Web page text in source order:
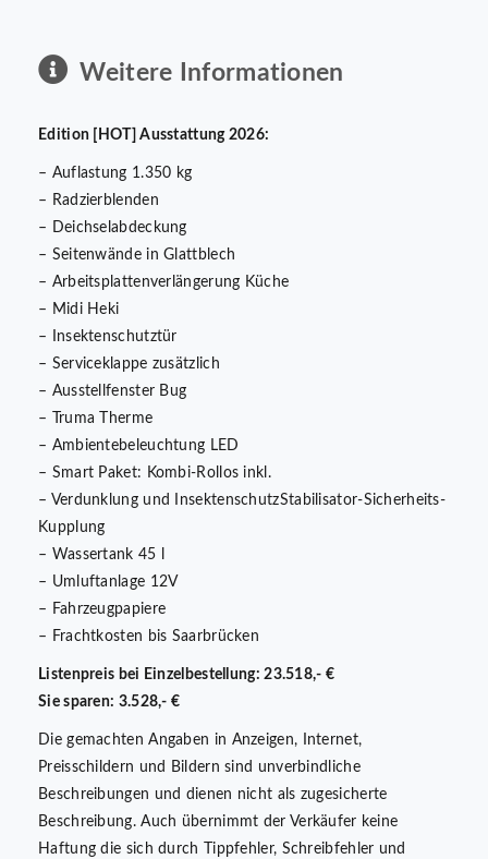
Weitere Informationen
Edition [HOT] Ausstattung 2026:
– Auflastung 1.350 kg
– Radzierblenden
– Deichselabdeckung
– Seitenwände in Glattblech
– Arbeitsplattenverlängerung Küche
– Midi Heki
– Insektenschutztür
– Serviceklappe zusätzlich
– Ausstellfenster Bug
– Truma Therme
– Ambientebeleuchtung LED
– Smart Paket: Kombi-Rollos inkl.
– Verdunklung und InsektenschutzStabilisator-Sicherheits-
Kupplung
– Wassertank 45 l
– Umluftanlage 12V
– Fahrzeugpapiere
– Frachtkosten bis Saarbrücken
Listenpreis bei Einzelbestellung: 23.518,- €
Sie sparen: 3.528,- €
Die gemachten Angaben in Anzeigen, Internet,
Preisschildern und Bildern sind unverbindliche
Beschreibungen und dienen nicht als zugesicherte
Beschreibung. Auch übernimmt der Verkäufer keine
Haftung die sich durch Tippfehler, Schreibfehler und